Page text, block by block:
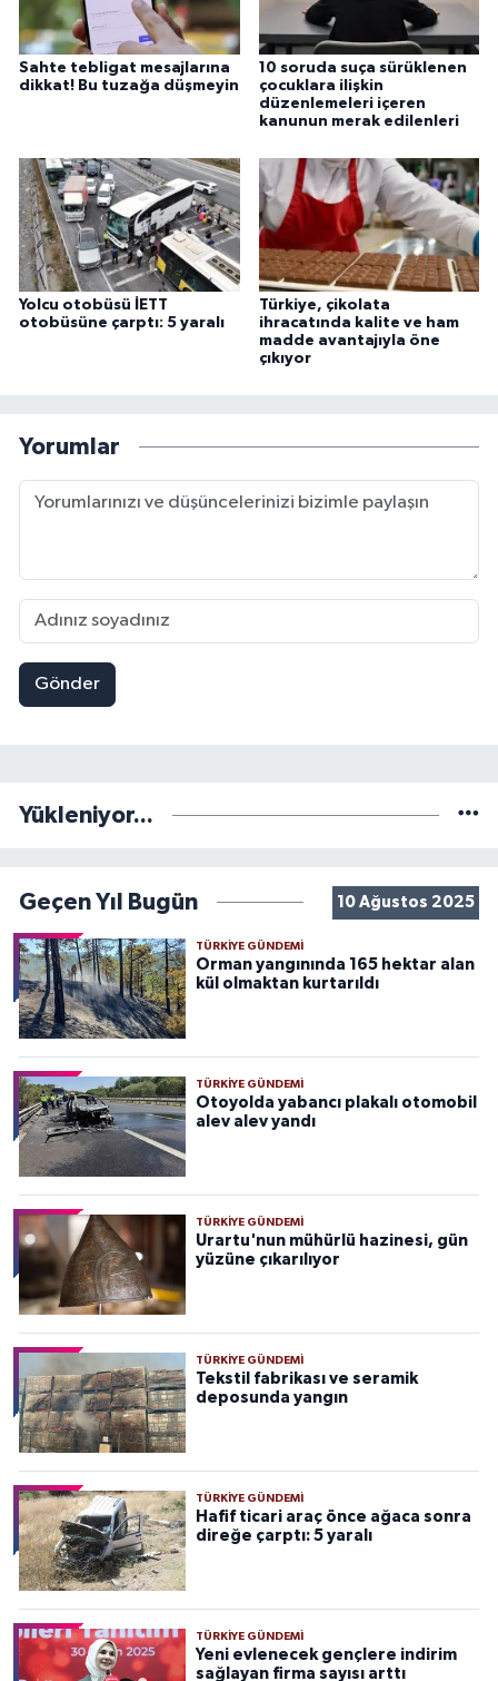
Sahte tebligat mesajlarına
dikkat! Bu tuzağa düşmeyin
10 soruda suça sürüklenen
çocuklara ilişkin
düzenlemeleri içeren
kanunun merak edilenleri
Yolcu otobüsü İETT
otobüsüne çarptı: 5 yaralı
Türkiye, çikolata
ihracatında kalite ve ham
madde avantajıyla öne
çıkıyor
Yorumlar
Gönder
Yükleniyor...
Geçen Yıl Bugün 10 Ağustos 2025
TÜRKIYE GÜNDEMI
Orman yangınında 165 hektar alan
kül olmaktan kurtarıldı
TÜRKIYE GÜNDEMI
Otoyolda yabancı plakalı otomobil
alev alev yandı
TÜRKIYE GÜNDEMI
Urartu'nun mühürlü hazinesi, gün
yüzüne çıkarılıyor
TÜRKIYE GÜNDEMI
Tekstil fabrikası ve seramik
deposunda yangın
TÜRKIYE GÜNDEMI
Hafif ticari araç önce ağaca sonra
direğe çarptı: 5 yaralı
TÜRKIYE GÜNDEMI
Yeni evlenecek gençlere indirim
sağlayan firma sayısı arttı